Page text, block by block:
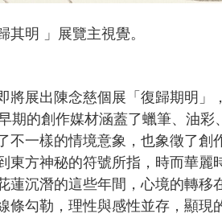
其明 」展覽主視覺。
將展出陳念慈個展「復歸期明」
期的創作媒材涵蓋了蠟筆、油彩
不一樣的情境意象，也象徵了創
東方神秘的符號所指，時而華麗
蓮沉潛的這些年間，心境的轉移
條勾勒，理性與感性並存，顯現